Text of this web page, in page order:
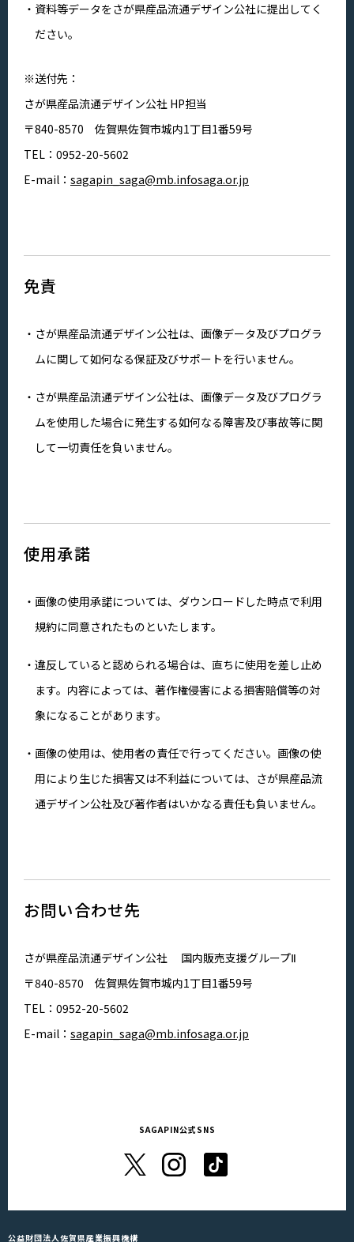
資料等データをさが県産品流通デザイン公社に提出してく
ださい。
※送付先：
さが県産品流通デザイン公社 HP担当
〒840-8570 佐賀県佐賀市城内1丁目1番59号
TEL：0952-20-5602
E-mail： sagapin_saga@mb.infosaga.or.jp
免責
さが県産品流通デザイン公社は、画像データ及びプログラ
ムに関して如何なる保証及びサポートを行いません。
さが県産品流通デザイン公社は、画像データ及びプログラ
ムを使用した場合に発生する如何なる障害及び事故等に関
して一切責任を負いません。
使用承諾
画像の使用承諾については、ダウンロードした時点で利用
規約に同意されたものといたします。
違反していると認められる場合は、直ちに使用を差し止め
ます。内容によっては、著作権侵害による損害賠償等の対
象になることがあります。
画像の使用は、使用者の責任で行ってください。画像の使
用により生じた損害又は不利益については、さが県産品流
通デザイン公社及び著作者はいかなる責任も負いません。
お問い合わせ先
さが県産品流通デザイン公社 国内販売支援グループⅡ
〒840-8570 佐賀県佐賀市城内1丁目1番59号
TEL：0952-20-5602
E-mail： sagapin_saga@mb.infosaga.or.jp
SAGAPIN公式SNS
公益財団法人佐賀県産業振興機構